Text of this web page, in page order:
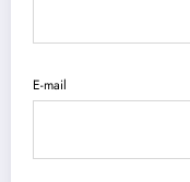
E-mail